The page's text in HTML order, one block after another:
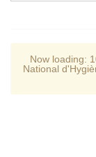
Now loading:
National